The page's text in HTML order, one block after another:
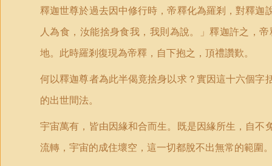
釋迦世尊於過去因中修行時，帝釋化為羅剎，對釋
人為食，汝能捨身食我，我則為說。」釋迦許之，
地。此時羅剎復現為帝釋，自下抱之，頂禮讚歎。
何以釋迦尊者為此半偈竟捨身以求？實因這十六個
的出世間法。
宇宙萬有，皆由因緣和合而生。既是因緣所生，自
流轉，宇宙的成住壞空，這一切都脫不出無常的範圍